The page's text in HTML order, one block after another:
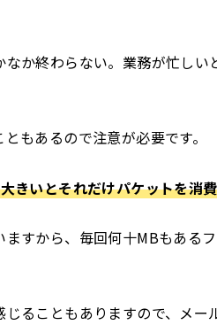
か終わらない。業務が忙しい
もあるので注意が必要です。
きいとそれだけパケットを消
すから、毎回何十MBもある
ることもありますので、メー